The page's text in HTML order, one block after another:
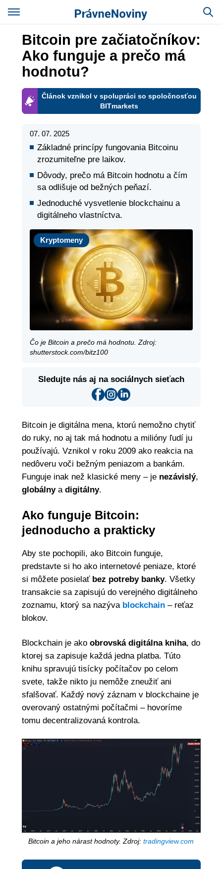
Bitcoin pre začiatočníkov:
Ako funguje a prečo má
hodnotu?
Článok vznikol v spolupráci so spoločnosťou
BITmarkets
07. 07. 2025
Základné princípy fungovania Bitcoinu
zrozumiteľne pre laikov.
Dôvody, prečo má Bitcoin hodnotu a čím
sa odlišuje od bežných peňazí.
Jednoduché vysvetlenie blockchainu a
digitálneho vlastníctva.
Kryptomeny
Kryptomeny
Čo je Bitcoin a prečo má hodnotu. Zdroj:
shutterstock.com/bitz100
Sledujte nás aj na sociálnych sieťach
Bitcoin je digitálna mena, ktorú nemožno chytiť
do ruky, no aj tak má hodnotu a milióny ľudí ju
používajú. Vznikol v roku 2009 ako reakcia na
nedôveru voči bežným peniazom a bankám.
Funguje inak než klasické meny – je nezávislý,
globálnya digitálny.
Ako funguje Bitcoin:
jednoducho a prakticky
Aby ste pochopili, ako Bitcoin funguje,
predstavte si ho ako internetové peniaze, ktoré
si môžete posielať bez potreby banky. Všetky
transakcie sa zapisujú do verejného digitálneho
zoznamu, ktorý sa nazýva blockchain – reťaz
blokov.
Blockchain je ako obrovská digitálna kniha, do
ktorej sa zapisuje každá jedna platba. Túto
knihu spravujú tisícky počítačov po celom
svete, takže nikto ju nemôže zneužiť ani
sfalšovať. Každý nový záznam v blockchaine je
overovaný ostatnými počítačmi – hovoríme
tomu decentralizovaná kontrola.
Bitcoin a jeho nárast hodnoty. Zdroj: tradingview.com